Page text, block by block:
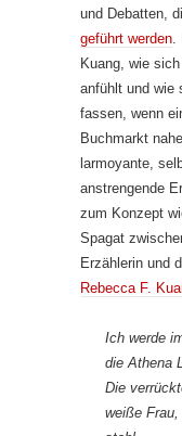
und Debatten,
geführt werden
Kuang, wie
anfühlt und wie
fassen, wenn
Buchmarkt
larmoyante,
anstrengende
zum Konzept
Spagat
Erzählerin und
Rebecca F.
Ich werde
die Athena
Die
weiße